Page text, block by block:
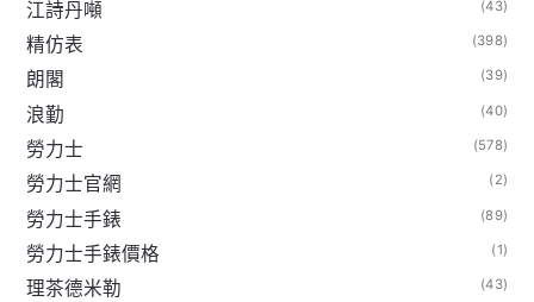
江詩丹噸 (43)
精仿表 (398)
朗閣 (39)
浪勤 (40)
勞力士 (578)
勞力士官網 (2)
勞力士手錶 (89)
勞力士手錶價格 (1)
理茶德米勒 (43)